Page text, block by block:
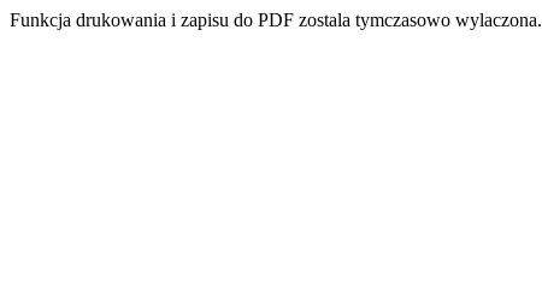
Funkcja drukowania i zapisu do PDF zostala tymczasowo wylaczona.